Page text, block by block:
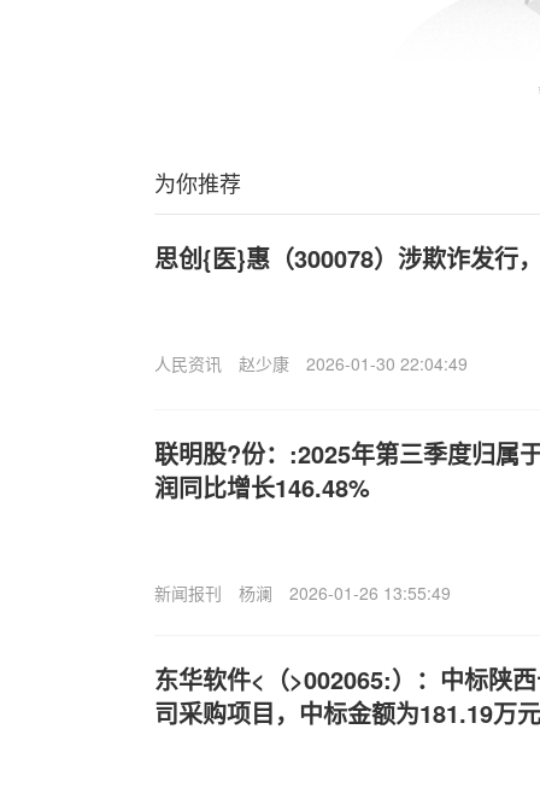
为你推荐
思创{医}惠（300078）涉欺诈发行
人民资讯 赵少康 2026-01-30 22:04:49
联明股?份：:2025年第三季度归属
润同比增长146.48%
新闻报刊 杨澜 2026-01-26 13:55:49
东华软件<（>002065:）：中标陕
司采购项目，中标金额为181.19万元